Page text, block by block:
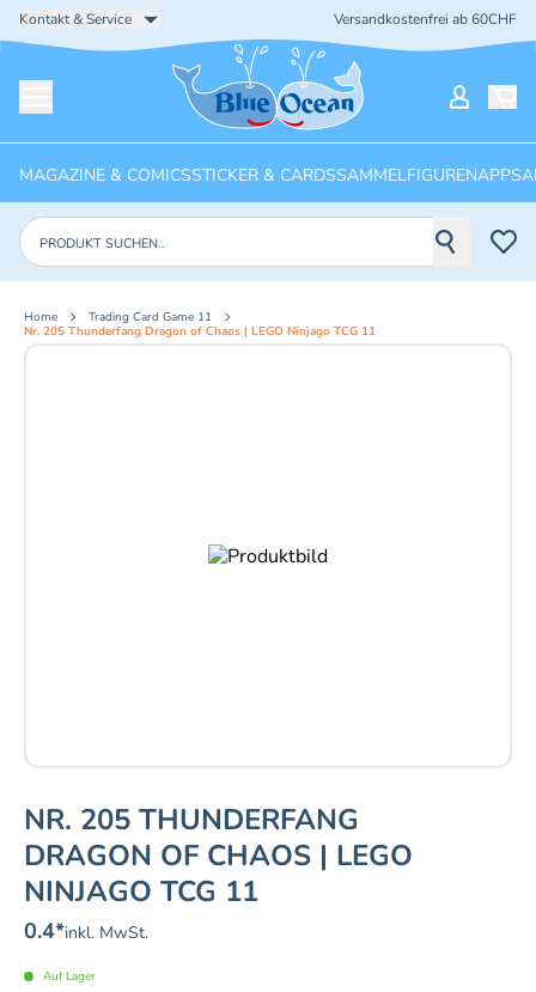
Kontakt & Service Versandkostenfrei ab 60CHF
Startseite
MAGAZINE & COMICSSTICKER & CARDSSAMMELFIGURENAPPS
Produkte suchen
Home
Trading Card Game 11
Nr. 205 Thunderfang Dragon of Chaos | LEGO Ninjago TCG 11
NR. 205 THUNDERFANG
DRAGON OF CHAOS | LEGO
NINJAGO TCG 11
0.4*inkl. MwSt.
Auf Lager